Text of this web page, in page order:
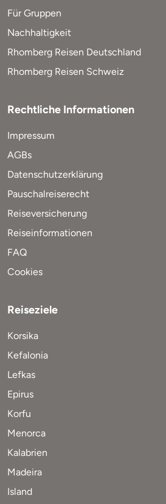
Für Gruppen
Nachhaltigkeit
Rhomberg Reisen Deutschland
Rhomberg Reisen Schweiz
Rechtliche Informationen
Impressum
AGBs
Datenschutzerklärung
Pauschalreiserecht
Reiseversicherung
Reiseinformationen
FAQ
Cookies
Reiseziele
Korsika
Kefalonia
Lefkas
Epirus
Korfu
Menorca
Kalabrien
Madeira
Island